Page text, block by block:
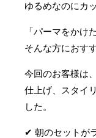
ゆるめなのにカ
「パーマをかけ
そんな方におす
今回のお客様は
仕上げ、スタイ
した。
✔ 朝のセットが